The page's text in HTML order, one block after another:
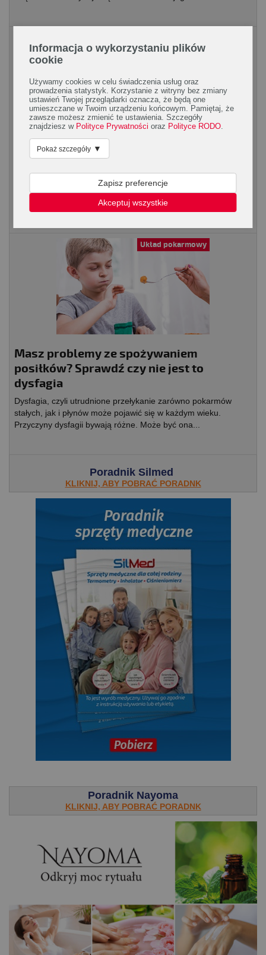
Gdy córka dorasta – kiedy pierwsza
wizyta u ginekologa?
Z pewnością niejeden rodzic mający córkę często zadaje sobie
to pytanie: kiedy pierwsza wizyta u ginekologa? Zastanawiamy
się czy poczekać, aż córka wyjdzie...
Układ pokarmowy
Masz problemy ze spożywaniem
posiłków? Sprawdź czy nie jest to
dysfagia
Dysfagia, czyli utrudnione przełykanie zarówno pokarmów
stałych, jak i płynów może pojawić się w każdym wieku.
Przyczyny dysfagii bywają różne. Może być ona...
Poradnik Silmed
KLIKNIJ, ABY POBRAĆ PORADNK
Poradnik Nayoma
KLIKNIJ, ABY POBRAĆ PORADNK
Informacja o wykorzystaniu plików
cookie
Używamy cookies w celu świadczenia usług oraz
prowadzenia statystyk. Korzystanie z witryny bez zmiany
ustawień Twojej przeglądarki oznacza, że będą one
umieszczane w Twoim urządzeniu końcowym. Pamiętaj, że
zawsze możesz zmienić te ustawienia. Szczegóły
znajdziesz w Polityce Prywatności oraz Polityce RODO.
Pokaż szczegóły ▼
Zapisz preferencje
Akceptuj wszystkie